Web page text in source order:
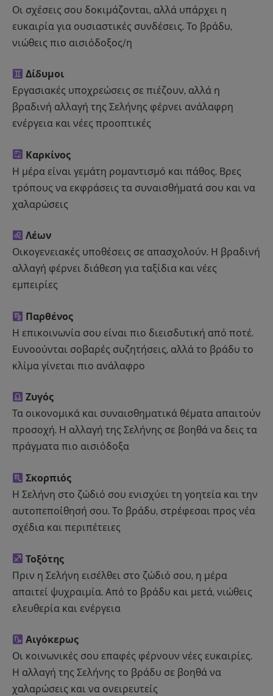
Οι σχέσεις σου δοκιμάζονται, αλλά υπάρχει η
ευκαιρία για ουσιαστικές συνδέσεις. Το βράδυ,
νιώθεις πιο αισιόδοξος/η
Δίδυμοι
Εργασιακές υποχρεώσεις σε πιέζουν, αλλά η
βραδινή αλλαγή της Σελήνης φέρνει ανάλαφρη
ενέργεια και νέες προοπτικές
Καρκίνος
Η μέρα είναι γεμάτη ρομαντισμό και πάθος. Βρες
τρόπους να εκφράσεις τα συναισθήματά σου και να
χαλαρώσεις
Λέων
Οικογενειακές υποθέσεις σε απασχολούν. Η βραδινή
αλλαγή φέρνει διάθεση για ταξίδια και νέες
εμπειρίες
Παρθένος
Η επικοινωνία σου είναι πιο διεισδυτική από ποτέ.
Ευνοούνται σοβαρές συζητήσεις, αλλά το βράδυ το
κλίμα γίνεται πιο ανάλαφρο
Ζυγός
Τα οικονομικά και συναισθηματικά θέματα απαιτούν
προσοχή. Η αλλαγή της Σελήνης σε βοηθά να δεις τα
πράγματα πιο αισιόδοξα
Σκορπιός
Η Σελήνη στο ζώδιό σου ενισχύει τη γοητεία και την
αυτοπεποίθησή σου. Το βράδυ, στρέφεσαι προς νέα
σχέδια και περιπέτειες
Τοξότης
Πριν η Σελήνη εισέλθει στο ζώδιό σου, η μέρα
απαιτεί ψυχραιμία. Από το βράδυ και μετά, νιώθεις
ελευθερία και ενέργεια
Αιγόκερως
Οι κοινωνικές σου επαφές φέρνουν νέες ευκαιρίες.
Η αλλαγή της Σελήνης το βράδυ σε βοηθά να
χαλαρώσεις και να ονειρευτείς